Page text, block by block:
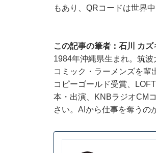
もあり、QRコードは世界
この記事の筆者： 石川 カズ
1984年沖縄県生まれ。筑
コミック・ラーメンズを輩
コピーゴールド受賞、
本・出演、KNBラジオCM
さい。AIから仕事を奪うの